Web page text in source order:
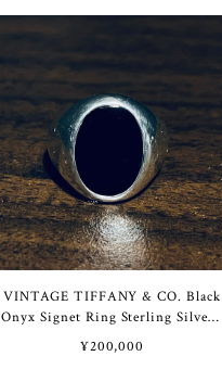
VINTAGE TIFFANY & CO. Black
Onyx Signet Ring Sterling Silver |
ヴィンテージ ティファニー ブラ
ック オニキス シグネット リン
¥200,000